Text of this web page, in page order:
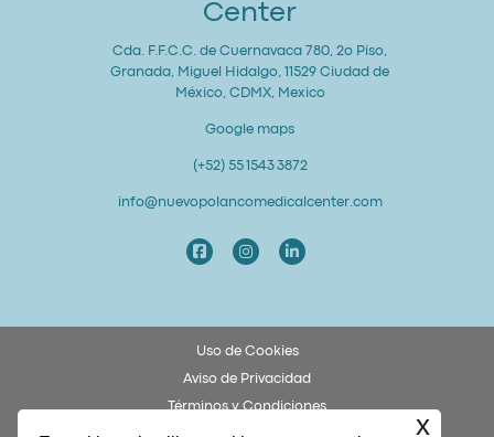
Center
Cda. F.F.C.C. de Cuernavaca 780, 2o Piso,
Granada, Miguel Hidalgo, 11529 Ciudad de
México, CDMX, Mexico
Google maps
(+52) 55 1543 3872
info@nuevopolancomedicalcenter.com
Uso de Cookies
Aviso de Privacidad
Términos y Condiciones
Derechos y Obligaciones del Paciente x